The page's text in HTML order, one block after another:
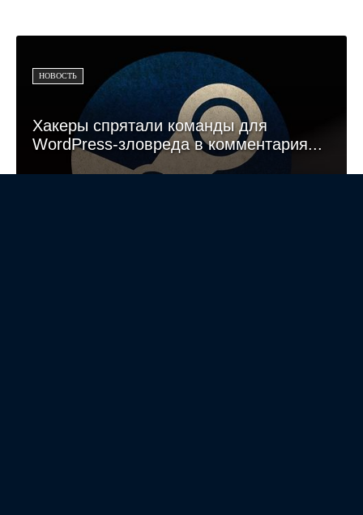
НОВОСТЬ
Хакеры спрятали команды для
WordPress-зловреда в комментария...